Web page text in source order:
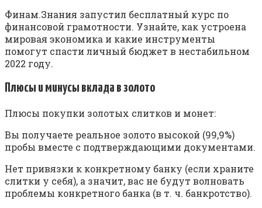
Финам.Знания запустил бесплатный курс по
финансовой грамотности. Узнайте, как устроена
мировая экономика и какие инструменты
помогут спасти личный бюджет в нестабильном
2022 году.
Плюсы и минусы вклада в золото
Плюсы покупки золотых слитков и монет:
Вы получаете реальное золото высокой (99,9%)
пробы вместе с подтверждающими документами.
Нет привязки к конкретному банку (если храните
слитки у себя), а значит, вас не будут волновать
проблемы конкретного банка (в т. ч. банкротство).